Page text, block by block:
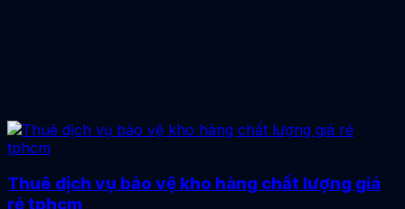
Thuê dịch vụ bảo vệ kho hàng chất lượng giá
rẻ tphcm